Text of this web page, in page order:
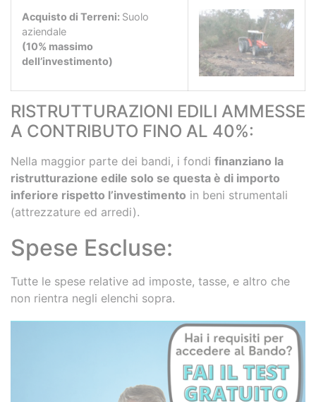
Acquisto di Terreni: Suolo
aziendale
(10% massimo
dell’investimento)
RISTRUTTURAZIONI EDILI AMMESSE
A CONTRIBUTO FINO AL 40%:
Nella maggior parte dei bandi, i fondi finanziano la
ristrutturazione edile solo se questa è di importo
inferiore rispetto l’investimento in beni strumentali
(attrezzature ed arredi).
Spese Escluse:
Tutte le spese relative ad imposte, tasse, e altro che
non rientra negli elenchi sopra.